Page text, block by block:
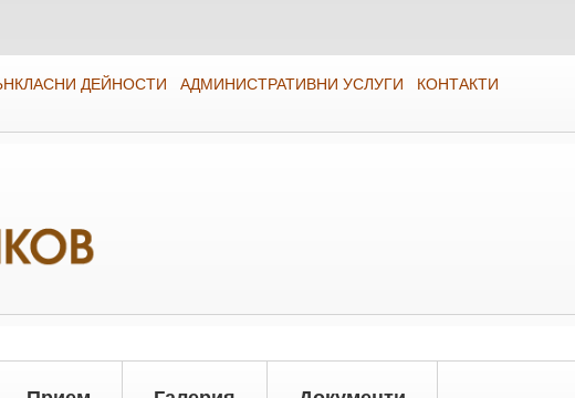
ДЕЙНОСТИ АДМИНИСТРАТИВНИ УСЛУГИ КОНТАКТИ